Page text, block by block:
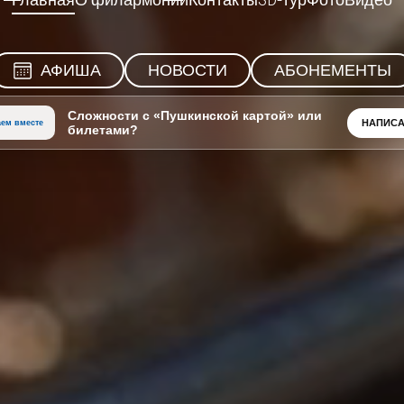
АФИША НОВОСТИ АБОНЕМЕНТЫ
вместе
Сложности с «Пушкинской картой» или
билетами?